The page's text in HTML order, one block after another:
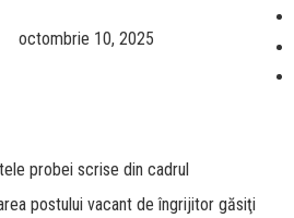
octombrie 10, 2025
probei scrise din cadrul
postului vacant de îngrijitor găsiţi